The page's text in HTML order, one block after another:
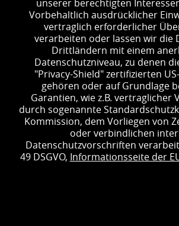
unserer berechtigten
Vorbehaltlich ausdrücklicher
vertraglich erforderlicher
verarbeiten oder lassen wir die
Drittländern mit einem
Datenschutzniveau, zu denen
"Privacy-Shield" zertifizierten
gehören oder auf Grundlage
Garantien, wie z.B. vertraglicher
durch sogenannte
Kommission, dem Vorliegen von
oder verbindlichen
Datenschutzvorschriften
49 DSGVO, Informationsseite der